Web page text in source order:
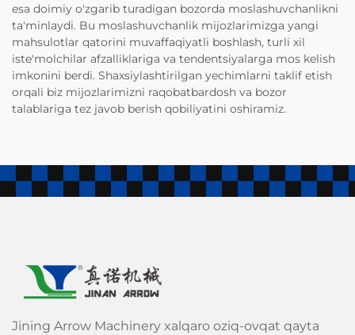
esa doimiy o'zgarib turadigan bozorda moslashuvchanlikni
ta'minlaydi. Bu moslashuvchanlik mijozlarimizga yangi
mahsulotlar qatorini muvaffaqiyatli boshlash, turli xil
iste'molchilar afzalliklariga va tendentsiyalarga mos kelish
imkonini berdi. Shaxsiylashtirilgan yechimlarni taklif etish
orqali biz mijozlarimizni raqobatbardosh va bozor
talablariga tez javob berish qobiliyatini oshiramiz.
Jining Arrow Machinery xalqaro oziq-ovqat qayta